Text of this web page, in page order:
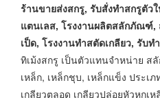
ร้านขายส่งสกรู, รับสั่งทำสกรูตัว
แตนเลส, โรงงานผลิตสลักภัณฑ์,
เป็ด, โรงงานทำสตัดเกลียว, รับท
ทิเม้งสกรู เป็นตัวแทนจำหน่าย
เหล็ก, เหล็กชุบ, เหล็กแข็ง ประเ
เกลียวตลอด เกลียวปล่อยหัวหกเ